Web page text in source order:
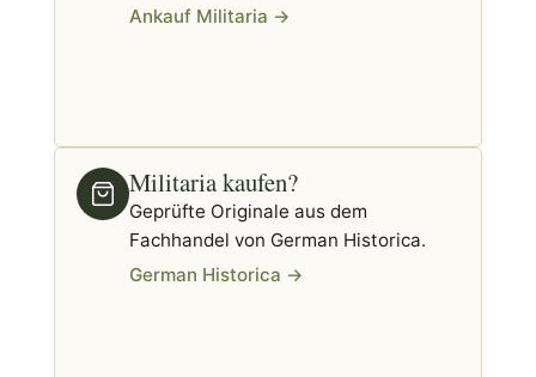
Ankauf Militaria →
Militaria kaufen?
Geprüfte Originale aus dem
Fachhandel von German Historica.
German Historica →